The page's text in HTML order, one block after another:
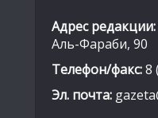
Адрес редакции:
Аль-Фараби, 90
Телефон/факс:8
Эл. почта: